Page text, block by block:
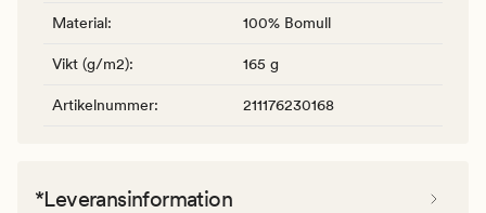
Material: 100% Bomull
Vikt (g/m2): 165 g
Artikelnummer: 211176230168
*Leveransinformation